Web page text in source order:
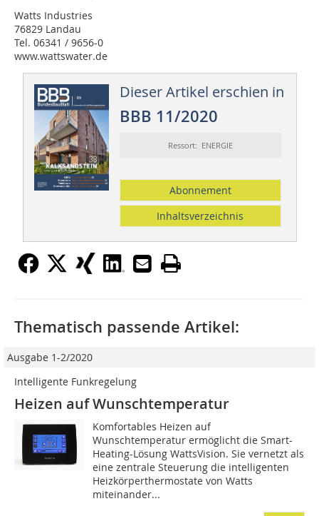
Watts Industries
76829 Landau
Tel. 06341 / 9656-0
www.wattswater.de
Dieser Artikel erschien in
BBB 11/2020
Ressort: ENERGIE
Abonnement
Inhaltsverzeichnis
Thematisch passende Artikel:
Ausgabe 1-2/2020
Intelligente Funkregelung
Heizen auf Wunschtemperatur
Komfortables Heizen auf
Wunschtemperatur ermöglicht die Smart-
Heating-Lösung WattsVision. Sie vernetzt als
eine zentrale Steuerung die intelligenten
Heizkörperthermostate von Watts
miteinander...